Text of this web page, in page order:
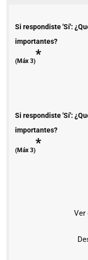
Si respondiste 'Sí':
importantes?
(Máx 3)*
Si respondiste 'Sí':
importantes?
(Máx 3)*
Ver